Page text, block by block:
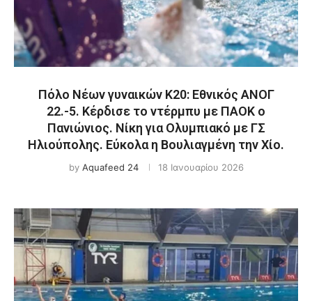
Πόλο Νέων γυναικών Κ20: Εθνικός ΑΝΟΓ
22.-5. Κέρδισε το ντέρμπυ με ΠΑΟΚ ο
Πανιώνιος. Νίκη για Ολυμπιακό με ΓΣ
Ηλιούπολης. Εύκολα η Βουλιαγμένη την Χίο.
by Aquafeed 24 18 Ιανουαρίου 2026